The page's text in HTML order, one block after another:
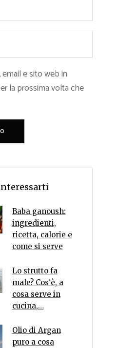
e sito web in
la prossima volta che
Baba ganoush:
ingredienti,
ricetta, calorie e
come si serve
Lo strutto fa
male? Cos'è, a
cosa serve in
cucina,…
Olio di Argan
puro a cosa